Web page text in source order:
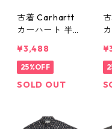
古着 Carhartt
カーハート 半
クシャツ ボタ
ンダウンシャツ
レッド 表記：L
¥3,488
25%OFF
SOLD OUT